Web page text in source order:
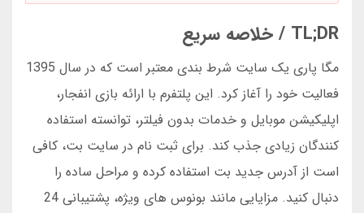
TL;DR / خلاصه سریع
مگا پاری یک سایت شرط بندی معتبر است که در سال 1395
فعالیت خود را آغاز کرد. این پلتفرم با ارائه بازی انفجار،
اپلیکیشن موبایل و خدمات بدون فیلتر، توانسته استفاده
کنندگان زیادی جذب کند. برای ثبت نام در سایت بت، کافی
است از آدرس جدید بت استفاده کرده و مراحل ساده را
دنبال کنید. مزایایی مانند بونوس های ویژه، پشتیبانی 24